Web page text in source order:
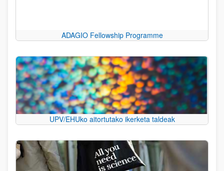
ADAGIO Fellowship Programme
UPV/EHUko aitortutako ikerketa taldeak